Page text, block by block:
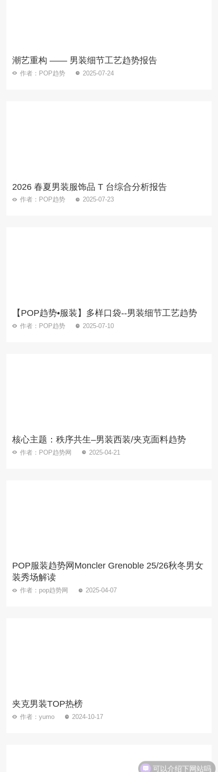
潮艺重构 —— 男装细节工艺趋势报告
作者：POP趋势 2025-07-24
2026 春夏男装服饰品 T 台综合分析报告
作者：POP趋势 2025-07-23
【POP趋势•服装】多样口袋--男装细节工艺趋势
作者：POP趋势 2025-07-10
核心主题：秩序共生–男装西装/夹克面料趋势
作者：POP趋势网 2025-04-21
POP服装趋势网Moncler Grenoble 25/26秋冬男女
装秀场解读
作者：pop趋势网 2025-04-07
夹克男装TOP热榜
作者：yumo 2024-10-17
可以介绍下网站吗